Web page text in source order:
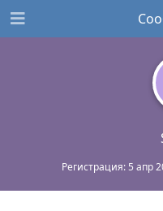
Регистрация: 5 апр